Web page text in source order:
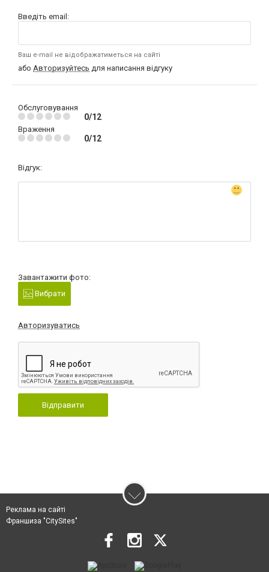
Введіть email:
Ваш e-mail не відображатиметься на сайті
або Авторизуйтесь для написання відгуку
Обслуговування
0/12
Враження
0/12
Відгук:
Завантажити фото:
Вибрати
Авторизуватись
Відправити
Реклама на сайті
Франшиза "CitySites"